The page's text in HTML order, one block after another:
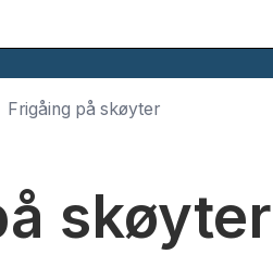
Frigåing på skøyter
skøyter